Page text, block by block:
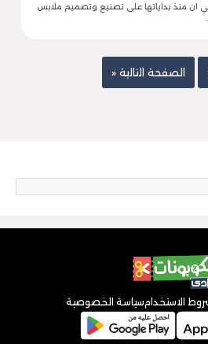
ان منذ بداياتها على تصنيع وتصميم ملابس
الصفحة التالية «
الاستخدامسياسة الخصوصية